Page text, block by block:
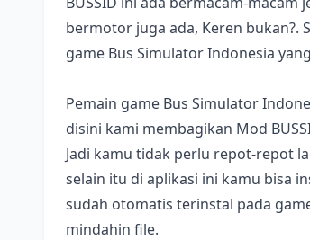
bermotor juga ada, Keren bukan?.
game Bus Simulator Indonesia
Pemain game Bus Simulator
disini kami membagikan Mod
Jadi kamu tidak perlu repot-repot
selain itu di aplikasi ini kamu bisa
sudah otomatis terinstal pada
mindahin file.